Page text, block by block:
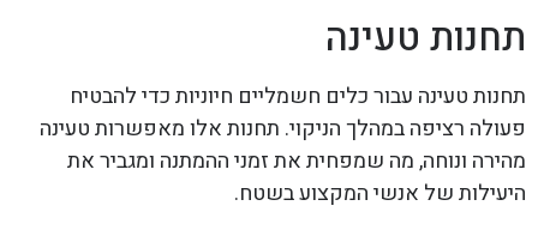
תחנות טעינה
תחנות טעינה עבור כלים חשמליים חיוניות כדי להבטיח
פעולה רציפה במהלך הניקוי. תחנות אלו מאפשרות טעינה
מהירה ונוחה, מה שמפחית את זמני ההמתנה ומגביר את
היעילות של אנשי המקצוע בשטח.